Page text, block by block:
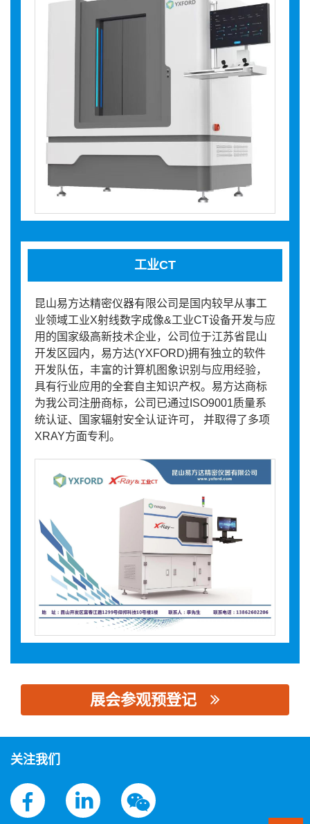
工业CT
昆山易方达精密仪器有限公司是国内较早从事工
业领域工业X射线数字成像&工业CT设备开发与应
用的国家级高新技术企业，公司位于江苏省昆山
开发区园内，易方达(YXFORD)拥有独立的软件
开发队伍，丰富的计算机图象识别与应用经验，
具有行业应用的全套自主知识产权。易方达商标
为我公司注册商标，公司已通过ISO9001质量系
统认证、国家辐射安全认证许可， 并取得了多项
XRAY方面专利。
展会参观预登记
关注我们